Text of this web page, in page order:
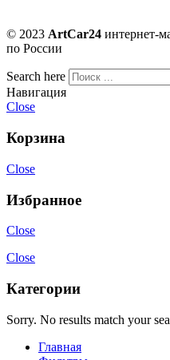
© 2023 ArtCar24 интернет-
по России
Search here
Навигация
Close
Корзина
Close
Избранное
Close
Close
Категории
Sorry. No results match your
Главная